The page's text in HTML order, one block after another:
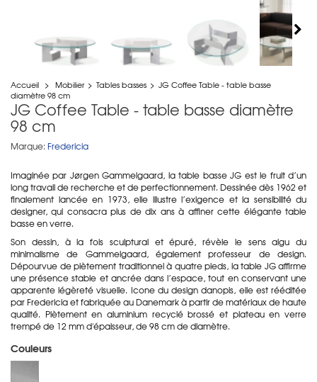
Accueil > Mobilier > Tables basses > JG Coffee Table - table basse
diamètre 98 cm
JG Coffee Table - table basse diamètre
98 cm
Marque: Fredericia
Imaginée par Jørgen Gammelgaard, la table basse JG est le fruit d’un
long travail de recherche et de perfectionnement. Dessinée dès 1962 et
finalement lancée en 1973, elle illustre l’exigence et la sensibilité du
designer, qui consacra plus de dix ans à affiner cette élégante table
basse en verre.
Son dessin, à la fois sculptural et épuré, révèle le sens aigu du
minimalisme de Gammelgaard, également professeur de design.
Dépourvue de piètement traditionnel à quatre pieds, la table JG affirme
une présence stable et ancrée dans l’espace, tout en conservant une
apparente légèreté visuelle. Icone du design danopis, elle est rééditée
par Fredericia et fabriquée au Danemark à partir de matériaux de haute
qualité. Piètement en aluminium recyclé brossé et plateau en verre
trempé de 12 mm d'épaisseur, de 98 cm de diamètre.
Couleurs